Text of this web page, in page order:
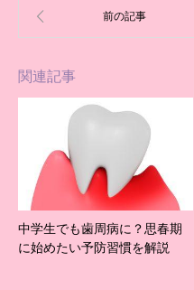
関連記事
中学生でも歯周病に？思春期
に始めたい予防習慣を解説